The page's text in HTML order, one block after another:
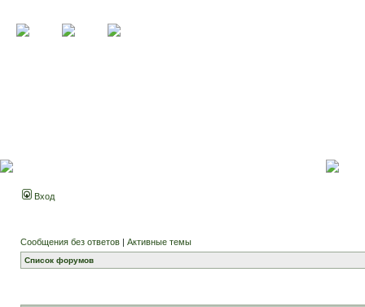
Вход
Сообщения без ответов | Активные темы
Список форумов